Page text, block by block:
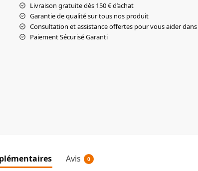
Livraison gratuite dès 150 € d’achat
Garantie de qualité sur tous nos produit
Consultation et assistance offertes pour vous aider
Paiement Sécurisé Garanti
Avis 0